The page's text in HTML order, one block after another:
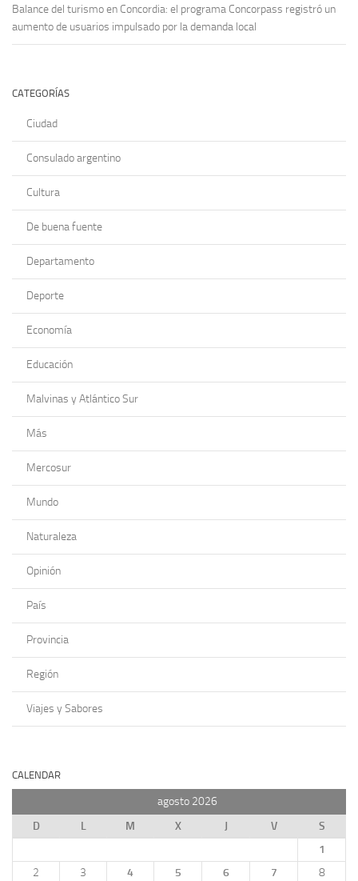
Balance del turismo en Concordia: el programa Concorpass registró un
aumento de usuarios impulsado por la demanda local
CATEGORÍAS
Ciudad
Consulado argentino
Cultura
De buena fuente
Departamento
Deporte
Economía
Educación
Malvinas y Atlántico Sur
Más
Mercosur
Mundo
Naturaleza
Opinión
País
Provincia
Región
Viajes y Sabores
CALENDAR
agosto 2026
D
L M X J V
S
1
2
3 4 5 6 7
8